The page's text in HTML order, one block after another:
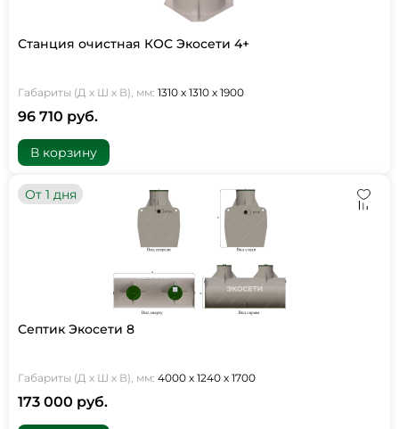
Станция очистная КОС Экосети 4+
Габариты (Д х Ш х В), мм: 1310 х 1310 х 1900
96 710 руб.
В корзину
От 1 дня
Септик Экосети 8
Габариты (Д х Ш х В), мм: 4000 х 1240 х 1700
173 000 руб.